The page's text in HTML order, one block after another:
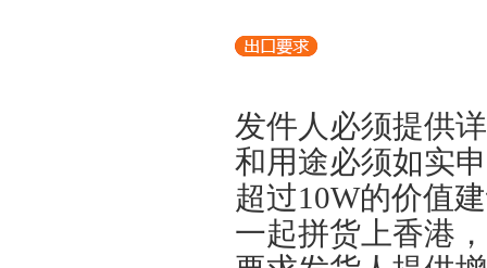
发件人必须提供
和用途必须如实
超过10W的价值
一起拼货上香港